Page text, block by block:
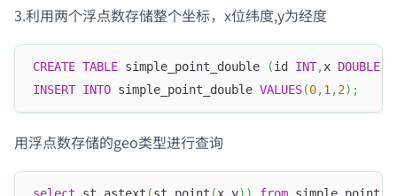
3.利用两个浮点数存储整个坐标，x位纬度,y为经度
CREATE TABLE simple_point_double (id INT,x DOUBLE
INSERT INTO simple_point_double VALUES(0,1 ,2) ;
用浮点数存储的geo类型进行查询